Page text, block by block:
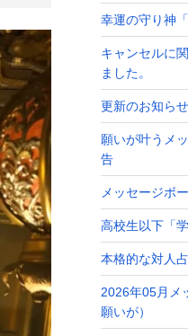
幸運の守り神
キャンセルに
ました。
更新のお知ら
願いが叶うメ
告
メッセージボ
高校生以下「
本格的な対人
2026年05月メ
願いが）